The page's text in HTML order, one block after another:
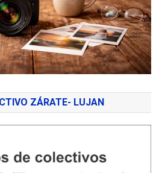
ZÁRATE- LUJAN